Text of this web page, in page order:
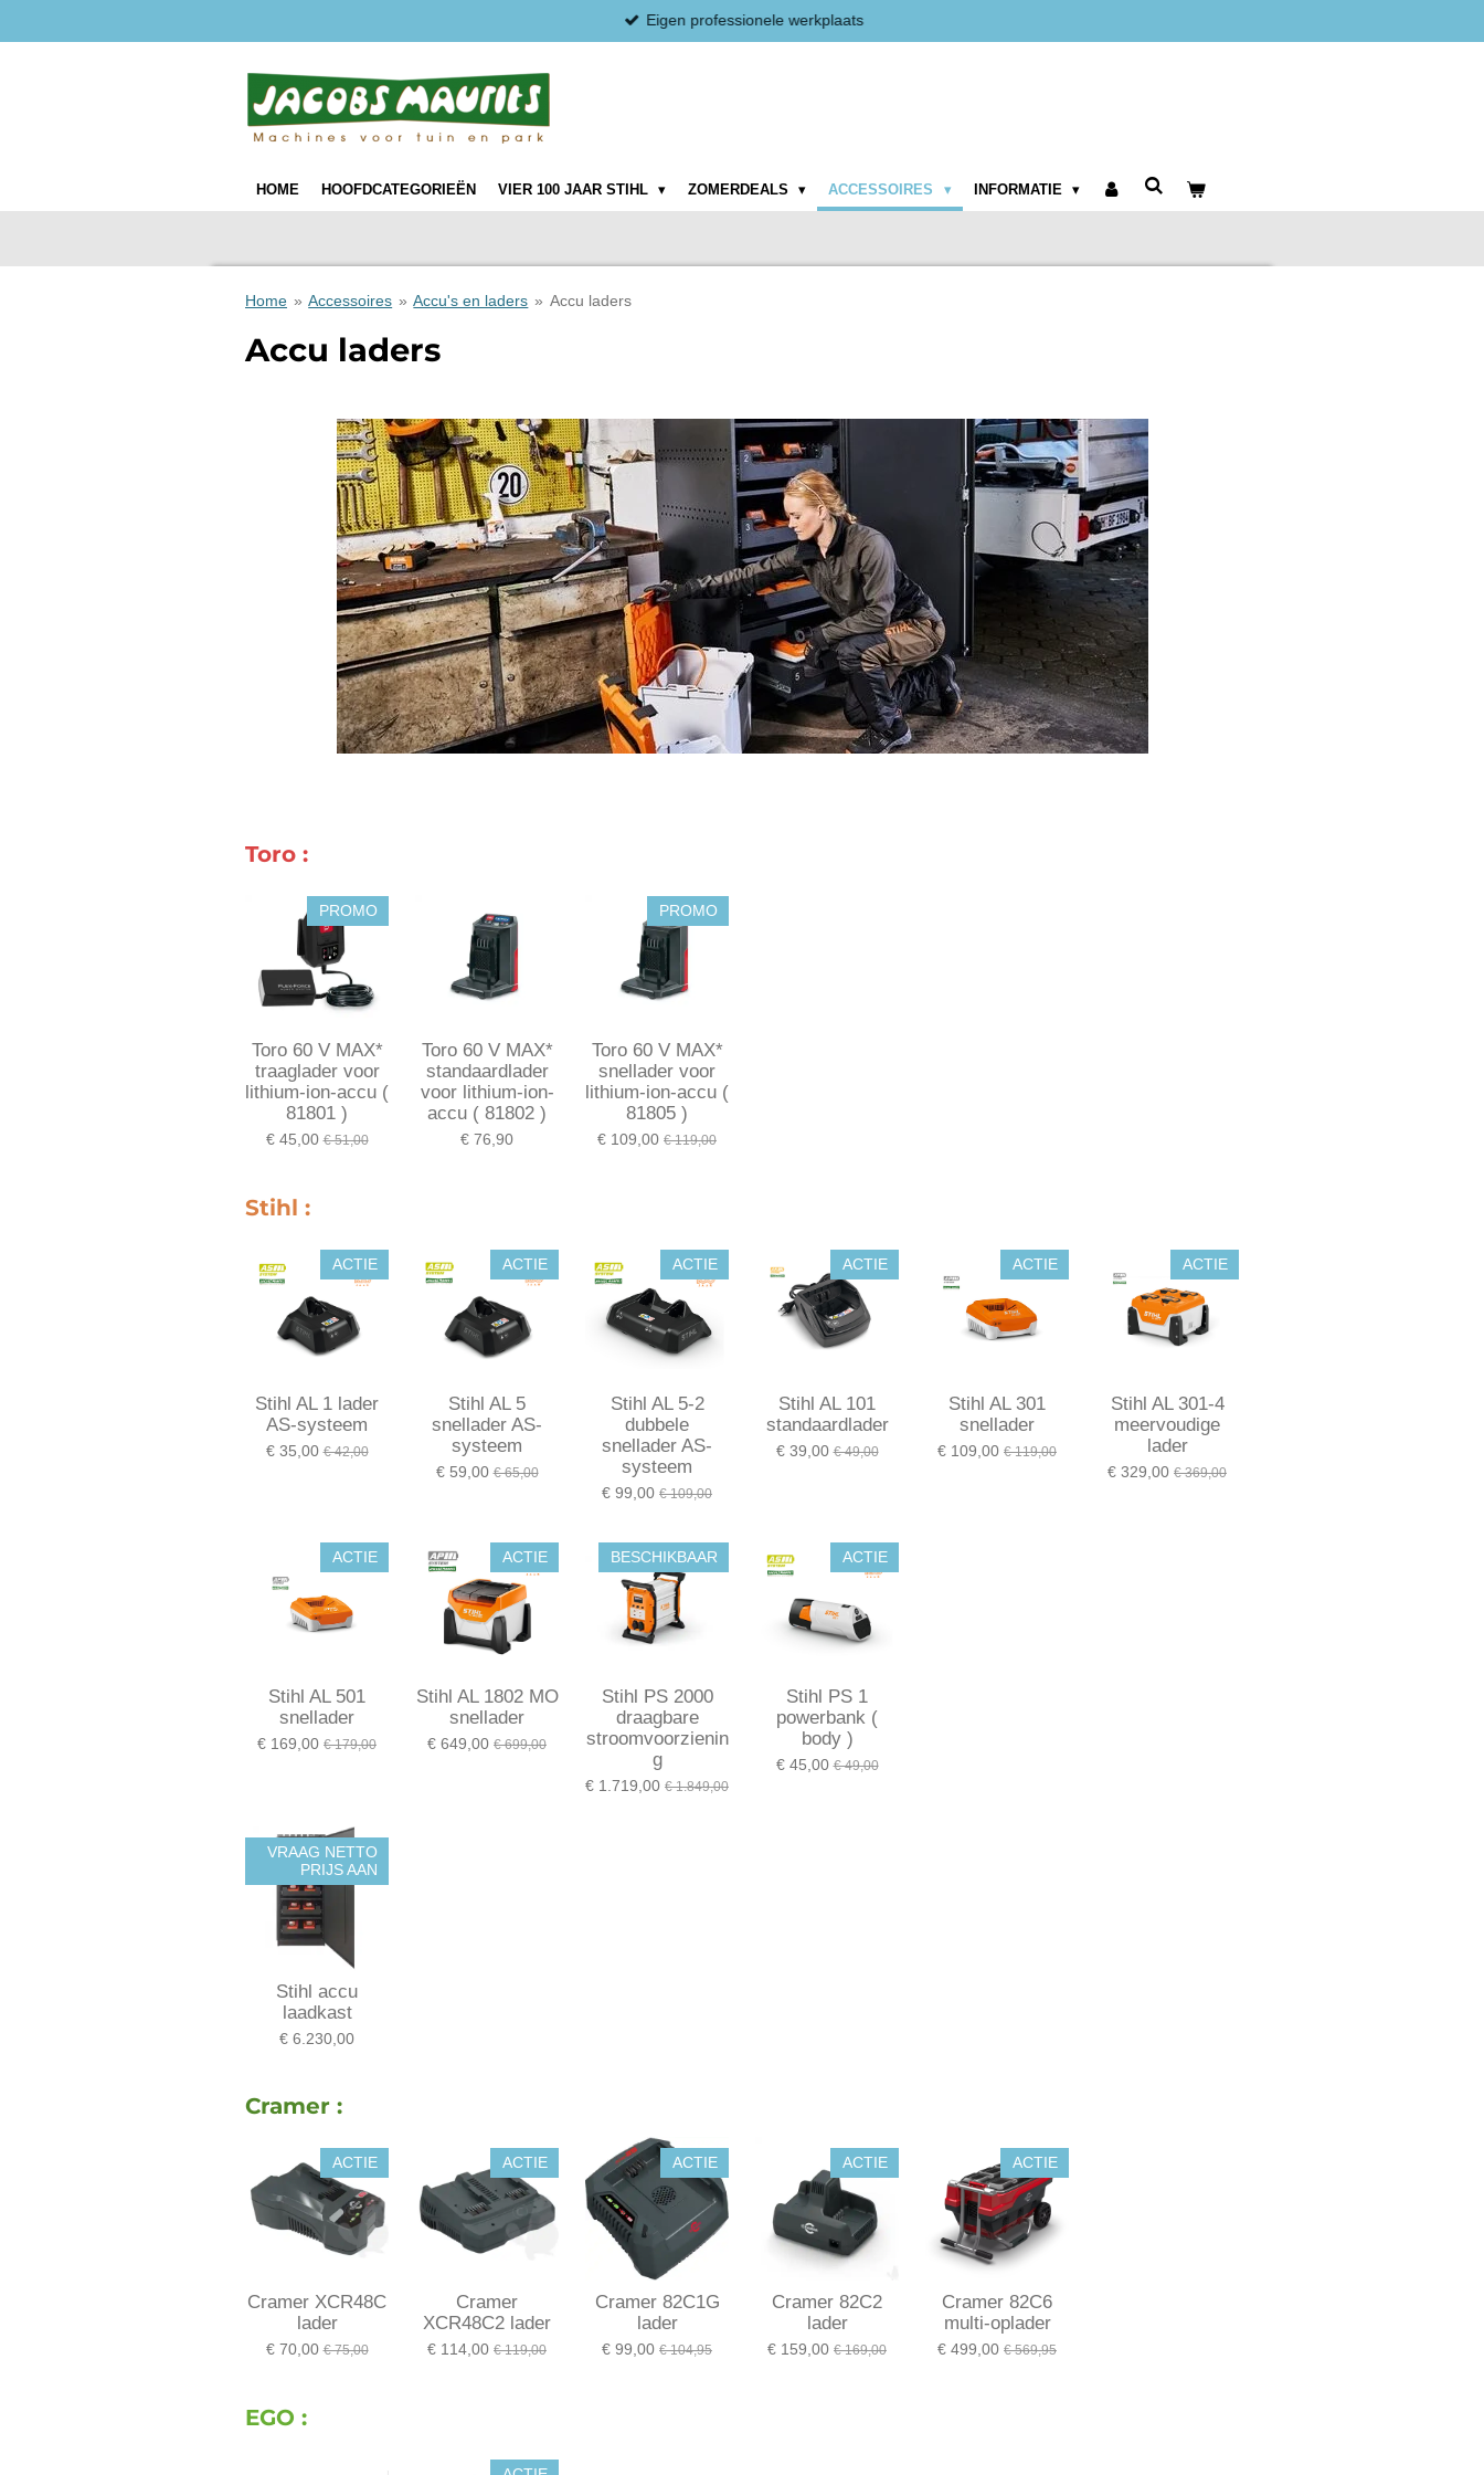
direct
Eigen professionele werkplaats
HOME HOOFDCATEGORIEËN VIER 100 JAAR STIHL ZOMERDEALS ACCESSOIRES INFORMATIE
Home » Accessoires » Accu's en laders » Accu laders
Accu laders
Toro :
PROMO
Toro 60 V MAX*
traaglader voor
lithium-ion-accu (
81801 )
€ 45,00 € 51,00
Toro 60 V MAX*
standaardlader
voor lithium-ion-
accu ( 81802 )
€ 76,90
PROMO
Toro 60 V MAX*
snellader voor
lithium-ion-accu (
81805 )
€ 109,00 € 119,00
Stihl :
ACTIE
Stihl AL 1 lader
AS-systeem
€ 35,00 € 42,00
ACTIE
Stihl AL 5
snellader AS-
systeem
€ 59,00 € 65,00
ACTIE
Stihl AL 5-2
dubbele
snellader AS-
systeem
€ 99,00 € 109,00
ACTIE
Stihl AL 101
standaardlader
€ 39,00 € 49,00
ACTIE
Stihl AL 301
snellader
€ 109,00 € 119,00
ACTIE
Stihl AL 301-4
meervoudige
lader
€ 329,00 € 369,00
ACTIE
Stihl AL 501
snellader
€ 169,00 € 179,00
ACTIE
Stihl AL 1802 MO
snellader
€ 649,00 € 699,00
BESCHIKBAAR
Stihl PS 2000
draagbare
stroomvoorzienin
g
€ 1.719,00 € 1.849,00
ACTIE
Stihl PS 1
powerbank (
body )
€ 45,00 € 49,00
VRAAG NETTO
PRIJS AAN
Stihl accu
laadkast
€ 6.230,00
Cramer :
ACTIE
Cramer XCR48C
lader
€ 70,00 € 75,00
ACTIE
Cramer
XCR48C2 lader
€ 114,00 € 119,00
ACTIE
Cramer 82C1G
lader
€ 99,00 € 104,95
ACTIE
Cramer 82C2
lader
€ 159,00 € 169,00
ACTIE
Cramer 82C6
multi-oplader
€ 499,00 € 569,95
EGO :